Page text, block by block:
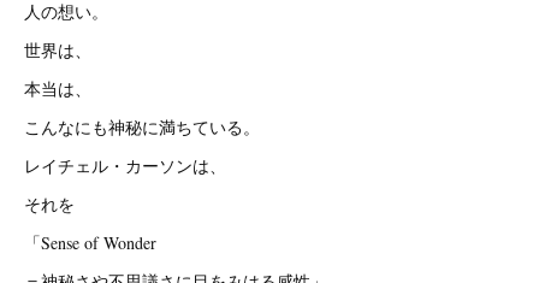
人の想い。
世界は、
本当は、
こんなにも神秘に満ちている。
レイチェル・カーソンは、
それを
「Sense of Wonder